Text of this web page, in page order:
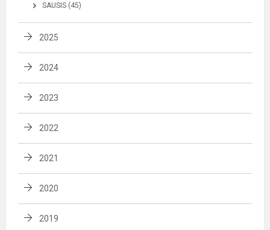
SAUSIS (45)
2025
2024
2023
2022
2021
2020
2019